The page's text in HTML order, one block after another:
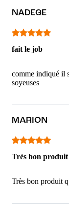
NADEGE
fait le job
comme indiqué il
soyeuses
MARION
Très bon produit
Très bon produit